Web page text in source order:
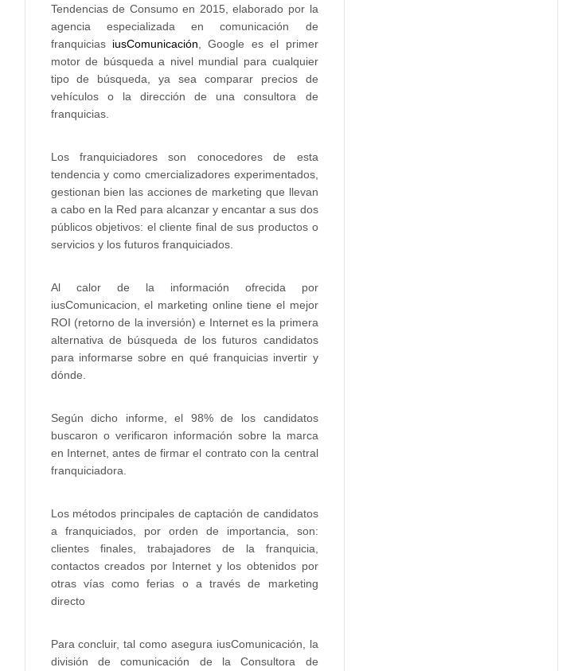
Tendencias de Consumo en 2015, elaborado por la
agencia especializada en comunicación de
franquicias iusComunicación , Google es el primer
motor de búsqueda a nivel mundial para cualquier
tipo de búsqueda, ya sea comparar precios de
vehículos o la dirección de una consultora de
franquicias.
Los franquiciadores son conocedores de esta
tendencia y como cmercializadores experimentados,
gestionan bien las acciones de marketing que llevan
a cabo en la Red para alcanzar y encantar a sus dos
públicos objetivos: el cliente final de sus productos o
servicios y los futuros franquiciados.
Al calor de la información ofrecida por
iusComunicacion, el marketing online tiene el mejor
ROI (retorno de la inversión) e Internet es la primera
alternativa de búsqueda de los futuros candidatos
para informarse sobre en qué franquicias invertir y
dónde.
Según dicho informe, el 98% de los candidatos
buscaron o verificaron información sobre la marca
en Internet, antes de firmar el contrato con la central
franquiciadora.
Los métodos principales de captación de candidatos
a franquiciados, por orden de importancia, son:
clientes finales, trabajadores de la franquicia,
contactos creados por Internet y los obtenidos por
otras vías como ferias o a través de marketing
directo
Para concluir, tal como asegura iusComunicación, la
división de comunicación de la Consultora de